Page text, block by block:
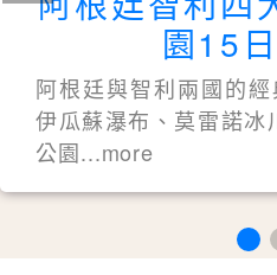
園15日
阿根廷與智利兩國的
伊瓜蘇瀑布、莫雷諾冰
公園...more